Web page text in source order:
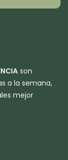
son
a la semana,
mejor